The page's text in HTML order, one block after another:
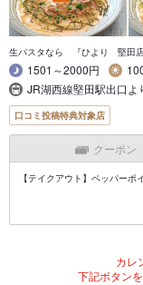
生パスタなら 『ひより 堅田店
1501～2000円
JR湖西線堅田駅出口よ
口コミ投稿特典対象店
クーポン
【テイクアウト】ペッパー
カレ
下記ボタン